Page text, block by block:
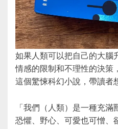
如果人類可以把自己的大腦
情感的限制和不理性的決策
這個驚悚科幻小說，帶讀者
「我們（人類）是一種充滿
恐懼、野心、可愛也可憎、